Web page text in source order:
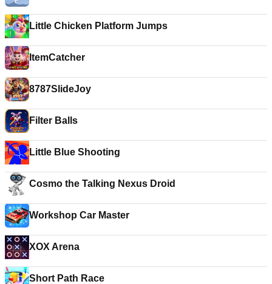
Little Chicken Platform Jumps
ItemCatcher
8787SlideJoy
Filter Balls
Little Blue Shooting
Cosmo the Talking Nexus Droid
Workshop Car Master
XOX Arena
Short Path Race